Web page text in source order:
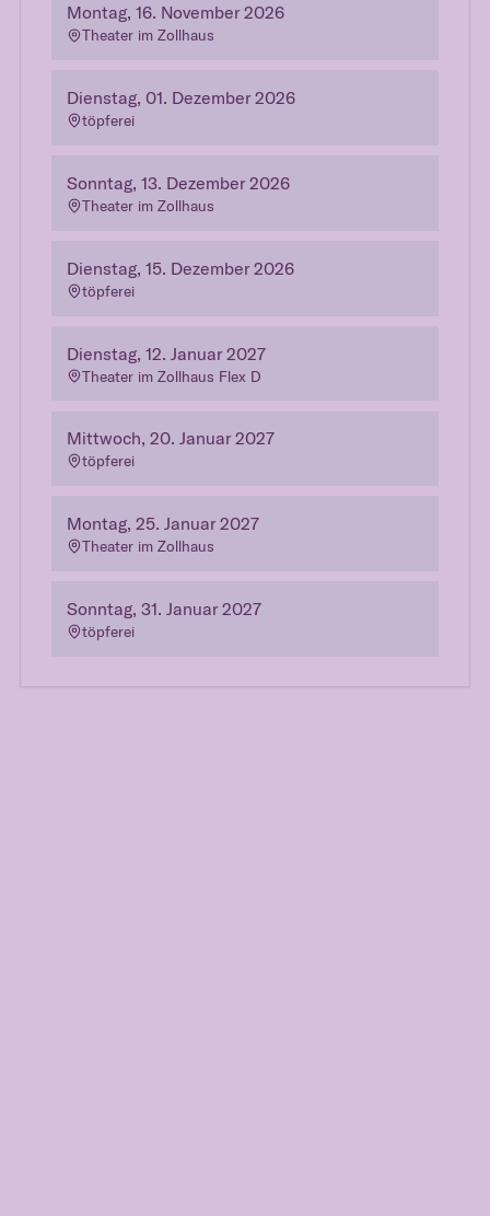
Montag, 16. November 2026
Theater im Zollhaus
Dienstag, 01. Dezember 2026
töpferei
Sonntag, 13. Dezember 2026
Theater im Zollhaus
Dienstag, 15. Dezember 2026
töpferei
Dienstag, 12. Januar 2027
Theater im Zollhaus Flex D
Mittwoch, 20. Januar 2027
töpferei
Montag, 25. Januar 2027
Theater im Zollhaus
Sonntag, 31. Januar 2027
töpferei